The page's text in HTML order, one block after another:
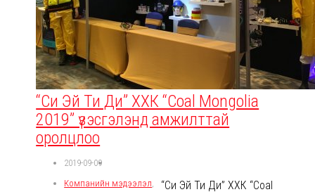
“Си Эй Ти Ди” ХХК “Coal Mongolia
2019” үзэсгэлэнд амжилттай
оролцлоо
2019-09-09
Компанийн мэдээлэл, “Си Эй Ти Ди” ХХК “Coal